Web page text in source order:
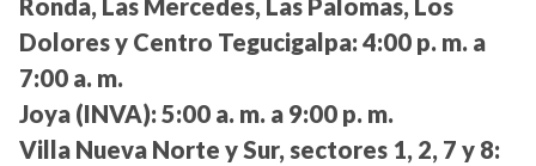
Dolores y Centro Tegucigalpa: 4:00 p. m. a
7:00 a. m.
Joya (INVA): 5:00 a. m. a 9:00 p. m.
Villa Nueva Norte y Sur, sectores 1, 2, 7 y 8: